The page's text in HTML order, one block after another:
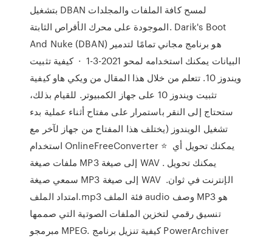
بتشغيل DBAN لمسح كافة الملفات والمجلدات
الموجودة على محرك الأقراص الثابتة. Darik's Boot
And Nuke (DBAN) هو برنامج مجاني تمامًا لتدمير
البيانات يمكنك استخدامه لمحو 2021-3-1 · كيفية تثبيت
ويندوز 10. تتعلم من خلال هذا المقال من ويكي هاو كيفية
تثبيت ويندوز 10 على جهاز الكمبيوتر. للقيام بذلك،
ستحتاج إلى النقر باستمرار على مفتاح أثناء عملية بدء
تشغيل الويندوز (يختلف هذا المفتاح من جهاز لآخر مع
استخدام OnlineFreeConverter ⭐ ️ يمكنك تحويل أي
ملفات صيغة MP3 إلى صيغة WAV . يمكنك تحويل
سمعي صيغة MP3 إلى صيغة WAV الإنترنت في ثوان. ️
امتداد الملف.mp3 فئة الملف audio وصف MP3 هو
تنسيق رقمي لتخزين الملفات الصوتية التي صممها
مبرمجو MPEG. كيفية تنزيل برنامج PowerArchiver